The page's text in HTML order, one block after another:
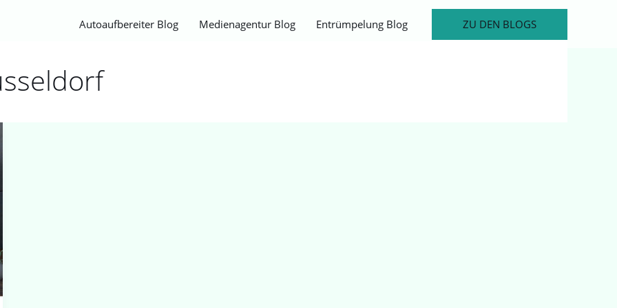
Autoaufbereiter Blog Medienagentur Blog Entrümpelung Blog ZU DEN BLOGS